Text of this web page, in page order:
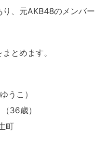
、元AKB48のメンバー
とめます。
うこ）
36歳）
町